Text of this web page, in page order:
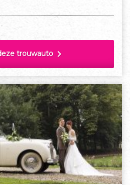
trouwauto chevron_right